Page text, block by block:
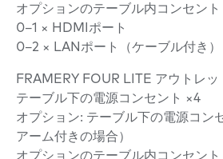
オプションのテーブル内コンセン
0–1 × HDMIポート
0–2 × LANポート（ケーブル付き）
FRAMERY FOUR LITE アウトレッ
テーブル下の電源コンセント ×4
オプション: テーブル下の電源コン
アーム付きの場合）